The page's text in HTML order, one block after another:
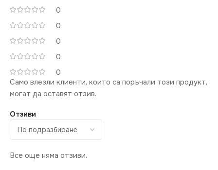
0
0
0
0
0
Отзиви
Все още няма отзиви.
Само влезли клиенти, които са поръчали този продукт,
могат да оставят отзив.